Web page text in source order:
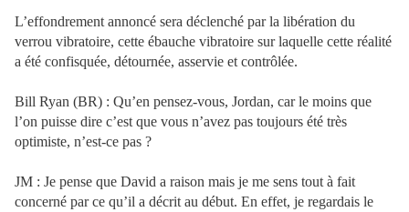
L’effondrement annoncé sera déclenché par la libération du
verrou vibratoire, cette ébauche vibratoire sur laquelle cette réalité
a été confisquée, détournée, asservie et contrôlée.
Bill Ryan (BR) : Qu’en pensez-vous, Jordan, car le moins que
l’on puisse dire c’est que vous n’avez pas toujours été très
optimiste, n’est-ce pas ?
JM : Je pense que David a raison mais je me sens tout à fait
concerné par ce qu’il a décrit au début. En effet, je regardais le